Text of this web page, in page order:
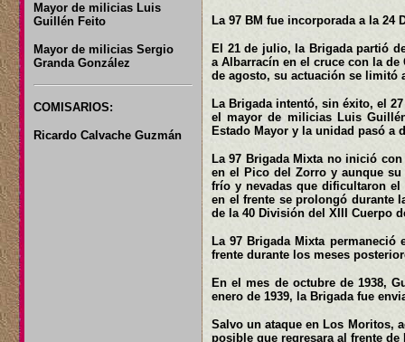
Mayor de milicias Luis
Guillén Feito
Mayor de milicias Sergio
Granda González
COMISARIOS:
Ricardo Calvache Guzmán
La 97 BM fue incorporada a la
El 21 de julio, la Brigada partió
a Albarracín en el cruce con la de
de agosto, su actuación se limitó
La Brigada intentó, sin éxito, el
el mayor de milicias Luis
Estado Mayor y la unidad pasó a
La 97 Brigada Mixta no inició
en el Pico del Zorro y aunque
frío y nevadas que dificultaron el
en el frente se prolongó durante
de la 40 División del XIII Cuerpo
La 97 Brigada Mixta
frente durante los meses
En el mes de octubre de 1938,
enero de 1939, la Brigada fue
Salvo un ataque en Los Moritos,
posible que regresara al frente de